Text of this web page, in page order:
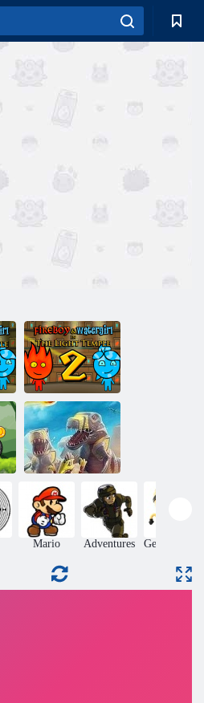
Feuer und
Wasser 2:
Lichttempel
D-Day: Rush -
Tower Defense
Mario Adventures